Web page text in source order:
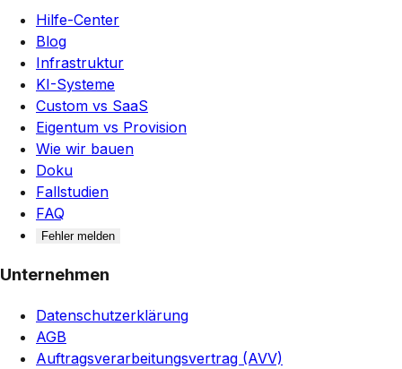
Hilfe-Center
Blog
Infrastruktur
KI-Systeme
Custom vs SaaS
Eigentum vs Provision
Wie wir bauen
Doku
Fallstudien
FAQ
Fehler melden
Unternehmen
Datenschutzerklärung
AGB
Auftragsverarbeitungsvertrag (AVV)